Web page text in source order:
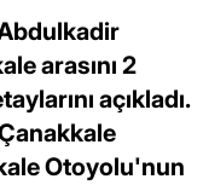
Abdulkadir
arasını 2
açıkladı.
Otoyolu'nun